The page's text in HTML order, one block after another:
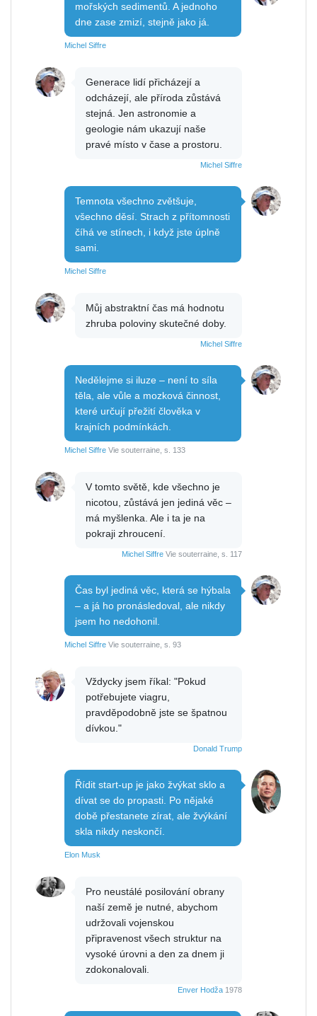
mořských sedimentů. A jednoho
dne zase zmizí, stejně jako já.
Michel Siffre
Generace lidí přicházejí a
odcházejí, ale příroda zůstává
stejná. Jen astronomie a
geologie nám ukazují naše
pravé místo v čase a prostoru.
Michel Siffre
Temnota všechno zvětšuje,
všechno děsí. Strach z přítomnosti
číhá ve stínech, i když jste úplně
sami.
Michel Siffre
Můj abstraktní čas má hodnotu
zhruba poloviny skutečné doby.
Michel Siffre
Nedělejme si iluze – není to síla
těla, ale vůle a mozková činnost,
které určují přežití člověka v
krajních podmínkách.
Michel Siffre Vie souterraine, s. 133
V tomto světě, kde všechno je
nicotou, zůstává jen jediná věc –
má myšlenka. Ale i ta je na
pokraji zhroucení.
Michel Siffre Vie souterraine, s. 117
Čas byl jediná věc, která se hýbala
– a já ho pronásledoval, ale nikdy
jsem ho nedohonil.
Michel Siffre Vie souterraine, s. 93
Vždycky jsem říkal: "Pokud
potřebujete viagru,
pravděpodobně jste se špatnou
dívkou."
Donald Trump
Řídit start-up je jako žvýkat sklo a
dívat se do propasti. Po nějaké
době přestanete zírat, ale žvýkání
skla nikdy neskončí.
Elon Musk
Pro neustálé posilování obrany
naší země je nutné, abychom
udržovali vojenskou
připravenost všech struktur na
vysoké úrovni a den za dnem ji
zdokonalovali.
Enver Hodža 1978